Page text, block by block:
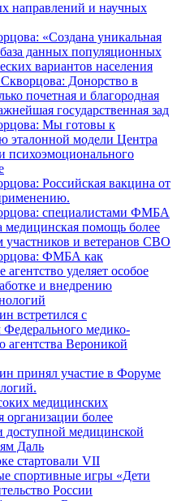
направлений и научных
«Создана уникальная
база данных популяционных
вариантов населения
Донорство в
почетная и благородная
государственная зад
Мы готовы к
эталонной модели Центра
психоэмоционального
Российская вакцина от
специалистами ФМБА
медицинская помощь более
участников и ветеранов СВО
ФМБА как
уделяет особое
и внедрению
встретился с
Федерального медико-
агентства Вероникой
принял участие в Форуме
медицинских
организации более
доступной медицинской
Даль
стартовали VII
спортивные игры «Дети
России